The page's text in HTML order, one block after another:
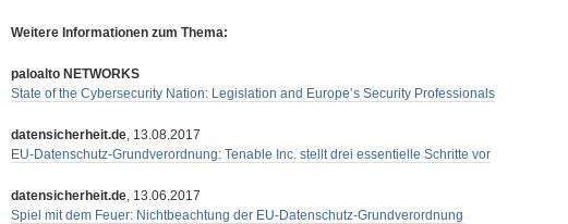
Weitere Informationen zum Thema:
paloalto NETWORKS
State of the Cybersecurity Nation: Legislation and Europe’s Security Professionals
datensicherheit.de, 13.08.2017
EU-Datenschutz-Grundverordnung: Tenable Inc. stellt drei essentielle Schritte vor
datensicherheit.de, 13.06.2017
Spiel mit dem Feuer: Nichtbeachtung der EU-Datenschutz-Grundverordnung